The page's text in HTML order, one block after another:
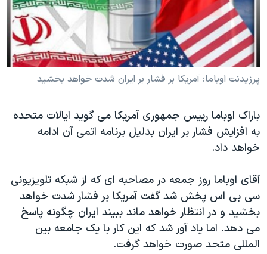
فرهنگ و زندگی
حقوق شهروندی
اقتصادی
علم و فناوری
گالری عکس
آرشیو پخش زنده
مستندها
انتخابات ریاست جمهوری آمریکا ۲۰۲۴
حمله جمهوری اسلامی به اسرائیل
رمز مهسا
اعتراضات زن، زندگی، آزادی
مجموعه مستندهای دادخواهی
دادگاه حمید نوری
چهل سال گروگان‌گیری
قانون شفافیت دارائی کادر رهبری ایران
اعتراضات مردمی آبان ۹۸
دنبال کنید
پرزیدنت اوباما: آمریکا بر فشار بر ایران شدت خواهد بخشید
باراک اوباما رییس جمهوری آمریکا می گوید ایالات متحده
به افزایش فشار بر ایران بدلیل برنامه اتمی آن ادامه
خواهد داد.
آقای اوباما روز جمعه در مصاحبه ای که از شبکه تلویزیونی
سی بی اس پخش شد گفت آمریکا بر فشار شدت خواهد
بخشید و در انتظار خواهد ماند ببیند ایران چگونه پاسخ
می دهد. اما یاد آور شد که این کار با یک جامعه بین
المللی متحد صورت خواهد گرفت.